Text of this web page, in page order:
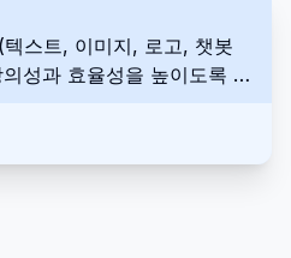
스트, 이미지, 로고, 챗봇
성과 효율성을 높이도록 설